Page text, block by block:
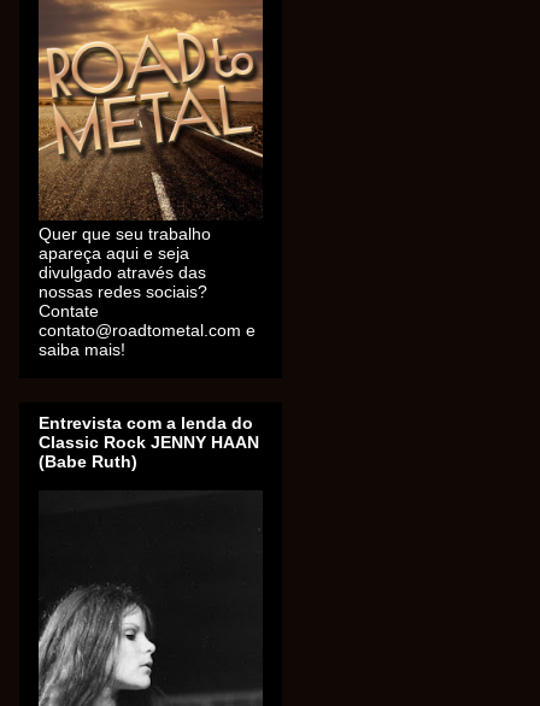
Quer que seu trabalho
apareça aqui e seja
divulgado através das
nossas redes sociais?
Contate
contato@roadtometal.com e
saiba mais!
Entrevista com a lenda do
Classic Rock JENNY HAAN
(Babe Ruth)